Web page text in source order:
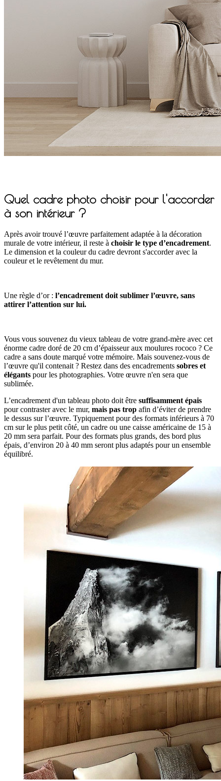
Quel cadre photo choisir pour l'accorder
à son intérieur ?
Après avoir trouvé l’œuvre parfaitement adaptée à la décoration
murale de votre intérieur, il reste à choisir le type d’encadrement.
Le dimension et la couleur du cadre devront s'accorder avec la
couleur et le revêtement du mur.
Une règle d’or : l’encadrement doit sublimer l’œuvre, sans
attirer l’attention sur lui.
Vous vous souvenez du vieux tableau de votre grand-mère avec cet
énorme cadre doré de 20 cm d’épaisseur aux moulures rococo ? Ce
cadre a sans doute marqué votre mémoire. Mais souvenez-vous de
l’œuvre qu'il contenait ? Restez dans des encadrements sobres et
élégants pour les photographies. Votre œuvre n'en sera que
sublimée.
L’encadrement d'un tableau photo doit être suffisamment épais
pour contraster avec le mur, mais pas trop afin d’éviter de prendre
le dessus sur l’œuvre. Typiquement pour des formats inférieurs à 70
cm sur le plus petit côté, un cadre ou une caisse américaine de 15 à
20 mm sera parfait. Pour des formats plus grands, des bord plus
épais, d’environ 20 à 40 mm seront plus adaptés pour un ensemble
équilibré.